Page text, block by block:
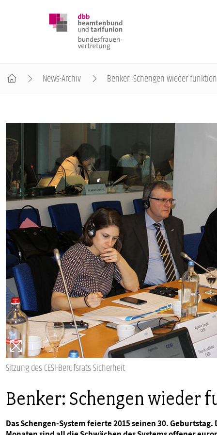
BUNDESTAGSWAHL 2025
POSITIONEN
SCHWERPUNKTTHEMEN
PUBLIKATIONEN
TERMINE & VERANSTALTUNGEN
MITGLIEDSCHAFT & SERVICE
News-Archiv Benker: Schengen wieder
Sitzung des CESI-Berufsrats Sicherheit
Benker: Schengen wieder
Das Schengen-System feierte 2015 seinen 30.